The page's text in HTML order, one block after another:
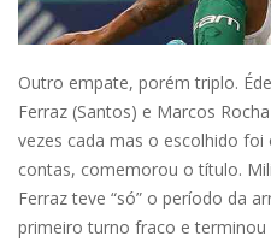
Outro empate, porém triplo.
Ferraz (Santos) e Marcos
vezes cada mas o escolhido
contas, comemorou o título.
Ferraz teve “só” o período da
primeiro turno fraco e